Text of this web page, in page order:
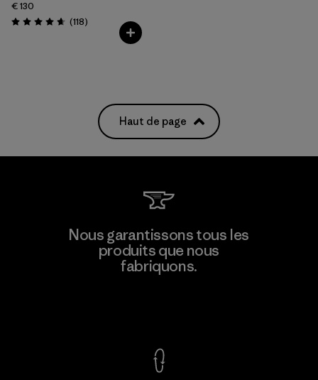
€ 130
Évaluation: 4.7 / 5
(118Avis
)
Haut de page
Nous garantissons tous les
produits que nous
fabriquons.